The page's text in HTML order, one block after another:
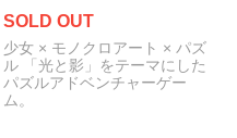
SOLD OUT
少女 × モノクロアート × パズ
ル 「光と影」をテーマにした
パズルアドベンチャーゲー
ム。